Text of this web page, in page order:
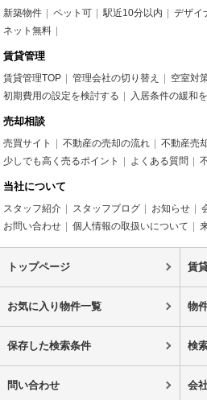
新築物件 ペット可 駅近10分以内 デザイ
ネット無料
賃貸管理
賃貸管理TOP 管理会社の切り替え
空室対
初期費用の設定を検討する
入居条件の緩和
売却相談
売買サイト 不動産の売却の流れ
不動産売
少しでも高く売るポイント
よくある質問
当社について
スタッフ紹介 スタッフブログ お知らせ
お問い合わせ
個人情報の取扱いについて
トップページ 賃
お気に入り物件一覧 物
保存した検索条件 検
問い合わせ 会